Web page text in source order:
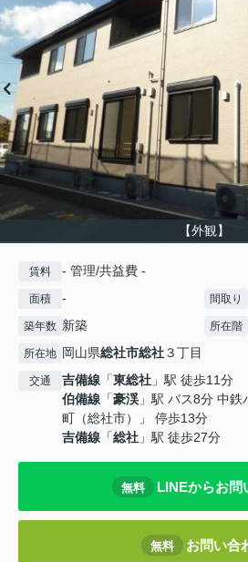
【外観】
賃料 - 管理/共益費 -
面積 - 間取り
築年数 新築 所在階
所在地 岡山県総社市総社３丁目
交通 吉備線 「東総社 」駅 徒歩11分
伯備線 「豪渓 」駅 バス8分 中
町（総社市）」 停歩13分
吉備線 「総社 」駅 徒歩27分
無料 LINEからお問
無料 お問い合